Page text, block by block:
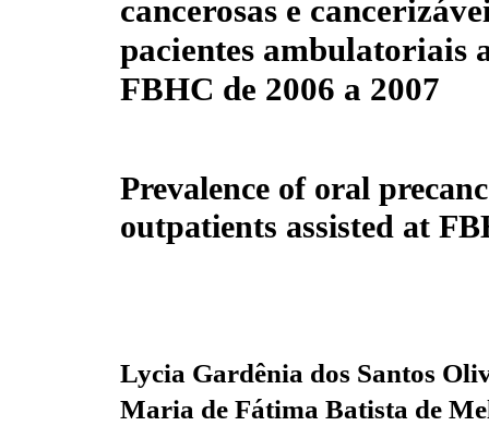
cancerosas e
pacientes ambulatoriais
FBHC de 2006 a 2007
Prevalence of oral
outpatients assisted at
Lycia Gardênia dos Santos
Maria de Fátima Batista de